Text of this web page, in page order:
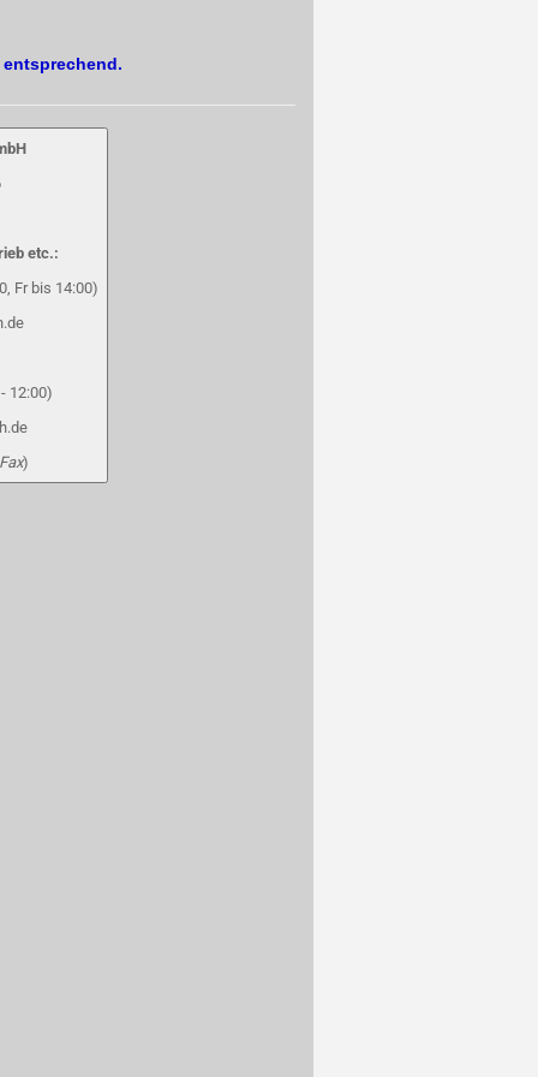
etc.:
Fr bis 14:00)
12:00)
)